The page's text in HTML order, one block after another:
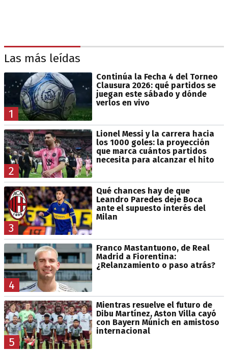
Las más leídas
1
Continúa la Fecha 4 del Torneo
Clausura 2026: qué partidos se
juegan este sábado y dónde
verlos en vivo
2
Lionel Messi y la carrera hacia
los 1000 goles: la proyección
que marca cuántos partidos
necesita para alcanzar el hito
3
Qué chances hay de que
Leandro Paredes deje Boca
ante el supuesto interés del
Milan
4
Franco Mastantuono, de Real
Madrid a Fiorentina:
¿Relanzamiento o paso atrás?
5
Mientras resuelve el futuro de
Dibu Martínez, Aston Villa cayó
con Bayern Múnich en amistoso
internacional